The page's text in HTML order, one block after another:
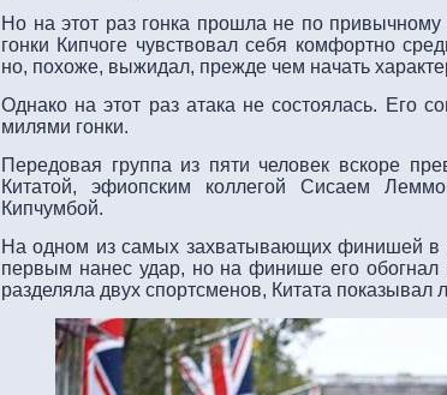
Но на этот раз гонка прошла не по
гонки Кипчоге чувствовал себя комфортно
но, похоже, выжидал, прежде чем начать
Однако на этот раз атака не состоялась. Его
милями гонки.
Передовая группа из пяти человек вскоре
Китатой, эфиопским коллегой Сисаем
Кипчумбой.
На одном из самых захватывающих финишей в
первым нанес удар, но на финише его обогнал
разделяла двух спортсменов, Китата показывал